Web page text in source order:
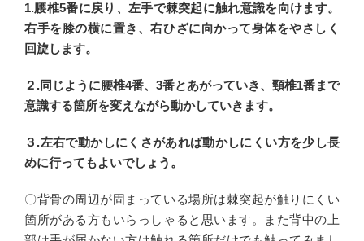
1.腰椎5番に戻り、左手で棘突起に触れ意識を向けます。
右手を膝の横に置き、右ひざに向かって身体をやさしく
回旋します。
２.同じように腰椎4番、3番とあがっていき、頸椎1番まで
意識する箇所を変えながら動かしていきます。
３.左右で動かしにくさがあれば動かしにくい方を少し長
めに行ってもよいでしょう。
〇背骨の周辺が固まっている場所は棘突起が触りにくい
箇所がある方もいらっしゃると思います。また背中の上